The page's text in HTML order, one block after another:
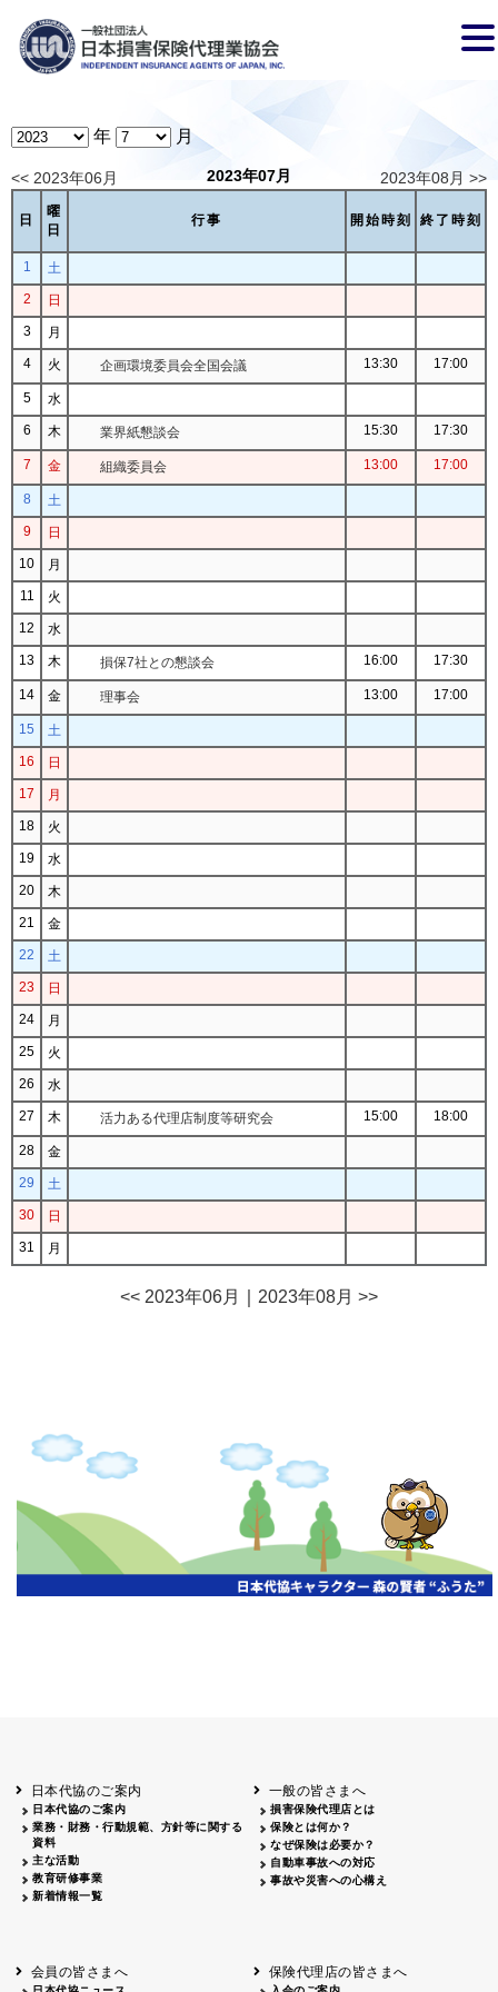
年 月
<< 2023年06月 2023年08月 >>
2023年07月
日
曜
日
行事 開始時刻 終了時刻
1
土
2
日
3
月
4
火 企画環境委員会全国会議 13:30 17:00
5
水
6
木 業界紙懇談会 15:30 17:30
7 金 組織委員会 13:00 17:00
8
土
9
日
10
月
11
火
12
水
13
木 損保7社との懇談会 16:00 17:30
14 金 理事会 13:00 17:00
15
土
16
日
17
月
18
火
19
水
20
木
21
金
22
土
23
日
24
月
25
火
26
水
27
木 活力ある代理店制度等研究会 15:00 18:00
28
金
29
土
30
日
31
月
<< 2023年06月 2023年08月 >>
日本代協のご案内
日本代協のご案内
業務・財務・行動規範、方針等に関する
資料
主な活動
教育研修事業
新着情報一覧
一般の皆さまへ
損害保険代理店とは
保険とは何か？
なぜ保険は必要か？
自動車事故への対応
事故や災害への心構え
会員の皆さまへ 保険代理店の皆さまへ